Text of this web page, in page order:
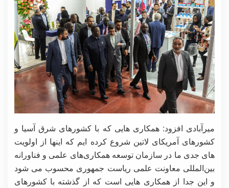
میرآبادی افزود: همکاری هایی که با کشورهای شرق آسیا و
کشورهای آمریکای لاتین شروع کرده ایم که اینها از اولویت
های جدی ما در سازمان توسعه همکاری‌های علمی و فناورانه
بین‌المللی معاونت علمی ریاست جمهوری محسوب می شود
و این جدا از همکاری هایی است که از گذشته با کشورهای